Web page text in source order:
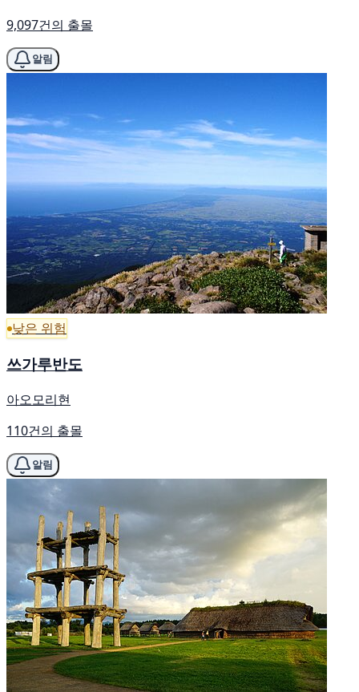
9,097건의 출몰
알림
낮은 위험
쓰가루반도
아오모리현
110건의 출몰
알림